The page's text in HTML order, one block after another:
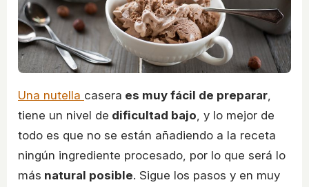
Una nutella casera es muy fácil de preparar
tiene un nivel de dificultad bajo , y lo mejor de
todo es que no se están añadiendo a la receta
ningún ingrediente procesado, por lo que será lo
más natural posible. Sigue los pasos y en muy